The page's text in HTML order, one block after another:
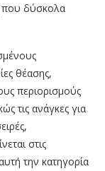
που δύσκολα
θέασης,
περιορισμούς
τις ανάγκες για
στις
την κατηγορία